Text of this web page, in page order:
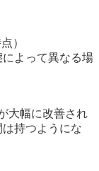
）
よって異なる場
大幅に改善され
持つようにな